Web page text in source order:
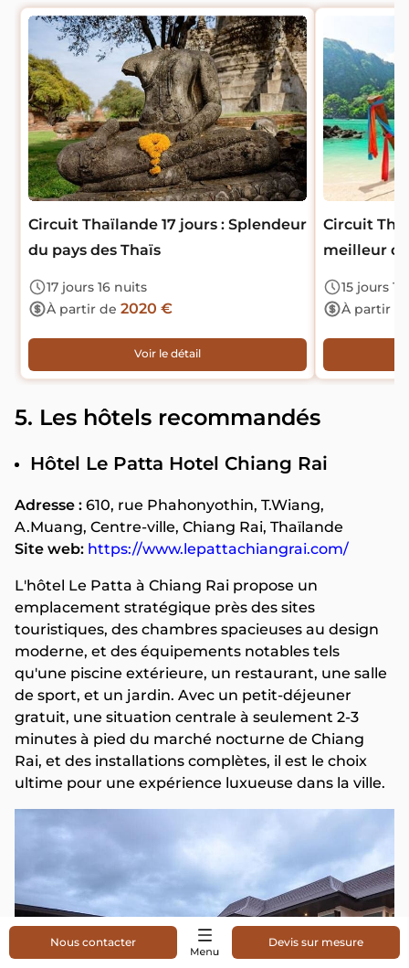
Circuit Thaïlande 17 jours : Splendeur
du pays des Thaïs
17 jours 16 nuits
À partir de 2020 €
Voir le détail
Circuit
meilleur
15 jours
À partir
5. Les hôtels recommandés
Hôtel Le Patta Hotel Chiang Rai
Adresse : 610, rue Phahonyothin, T.Wiang,
A.Muang, Centre-ville, Chiang Rai, Thaïlande
Site web: https://www.lepattachiangrai.com/
L'hôtel Le Patta à Chiang Rai propose un
emplacement stratégique près des sites
touristiques, des chambres spacieuses au design
moderne, et des équipements notables tels
qu'une piscine extérieure, un restaurant, une salle
de sport, et un jardin. Avec un petit-déjeuner
gratuit, une situation centrale à seulement 2-3
minutes à pied du marché nocturne de Chiang
Rai, et des installations complètes, il est le choix
ultime pour une expérience luxueuse dans la ville.
Nous contacter Devis sur mesure